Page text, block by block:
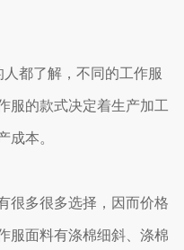
都了解，不同的工作服
服的款式决定着生产加工
成本。
很多很多选择，因而价格
服面料有涤棉细斜、涤棉